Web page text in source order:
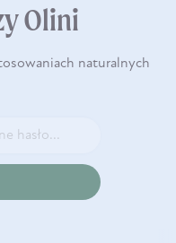
Olini
naturalnych